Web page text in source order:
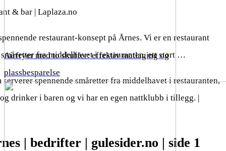
Airfryer med to skuffer: effektiv matlaging og
plassbesparelse
& bar | Laplaza.no
restaurant-konsept på Årnes. Vi er en restaurant
småretter fra middelhavet i restauranten, ett stort …
serverer spennende småretter fra middelhavet i restauranten,
drinker i baren og vi har en egen nattklubb i tillegg. |
| bedrifter | gulesider.no | side 1